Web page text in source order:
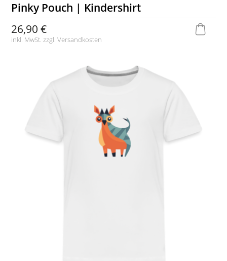
Pinky Pouch | Kindershirt
26,90 €
inkl. MwSt. zzgl.Versandkosten